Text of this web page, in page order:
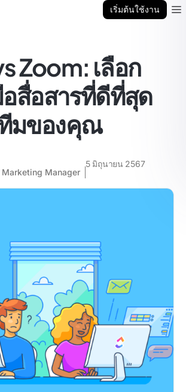
เริ่มต้นใช้งาน
Zoom: เลือก
อสื่อสารที่ดีที่สุด
มของคุณ
Marketing Manager
5 มิถุนายน 2567